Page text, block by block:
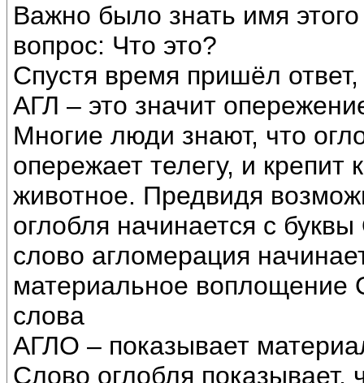
Важно было знать имя
вопрос: Что это?
Спустя время пришёл
АГЛ – это значит
Многие люди знают, что
опережает телегу, и крепит
животное. Предвидя
оглобля начинается с
слово агломерация
материальное воплощение
слова
АГЛО – показывает
Слово оглобля